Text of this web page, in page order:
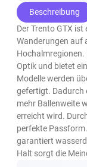
Beschreibung
Der Trento GTX
Wanderungen auf
Hochalmregionen.
Optik und bietet
Modelle werden
gefertigt. Dadurch
mehr Ballenweite
erreicht wird.
perfekte
garantiert
Halt sorgt die